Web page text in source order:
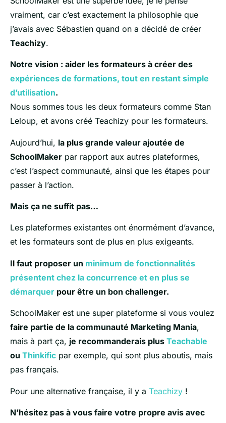
vraiment, car c’est exactement la philosophie que
j’avais avec Sébastien quand on a décidé de créer
Teachizy.
Notre vision : aider les formateurs à créer des
expériences de formations, tout en restant simple
d’utilisation.
Nous sommes tous les deux formateurs comme Stan
Leloup, et avons créé Teachizy pour les formateurs.
Aujourd’hui, la plus grande valeur ajoutée de
SchoolMaker par rapport aux autres plateformes,
c’est l’aspect communauté, ainsi que les étapes pour
passer à l’action.
Mais ça ne suffit pas…
Les plateformes existantes ont énormément d’avance,
et les formateurs sont de plus en plus exigeants.
Il faut proposer un minimum de fonctionnalités
présentent chez la concurrence et en plus se
démarquer pour être un bon challenger.
SchoolMaker est une super plateforme si vous voulez
faire partie de la communauté Marketing Mania,
mais à part ça, je recommanderais plus Teachable
ou Thinkific par exemple, qui sont plus aboutis, mais
pas français.
Pour une alternative française, il y a Teachizy !
N’hésitez pas à vous faire votre propre avis avec